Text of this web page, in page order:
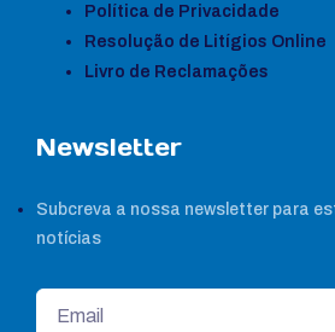
Política de Privacidade
Resolução de Litígios Online
Livro de Reclamações
Newsletter
Subcreva a nossa newsletter para
notícias